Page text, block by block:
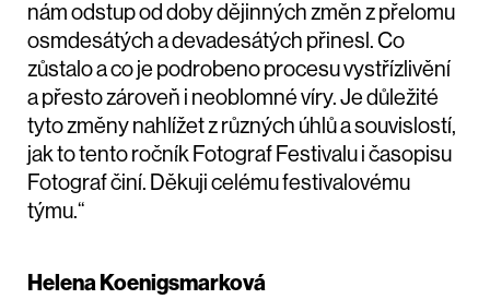
nám odstup od doby dějinných změn z přelomu
osmdesátých a devadesátých přinesl. Co
zůstalo a co je podrobeno procesu vystřízlivění
a přesto zároveň i neoblomné víry. Je důležité
tyto změny nahlížet z různých úhlů a souvislostí,
jak to tento ročník Fotograf Festivalu i časopisu
Fotograf činí. Děkuji celému festivalovému
týmu.“
Helena Koenigsmarková